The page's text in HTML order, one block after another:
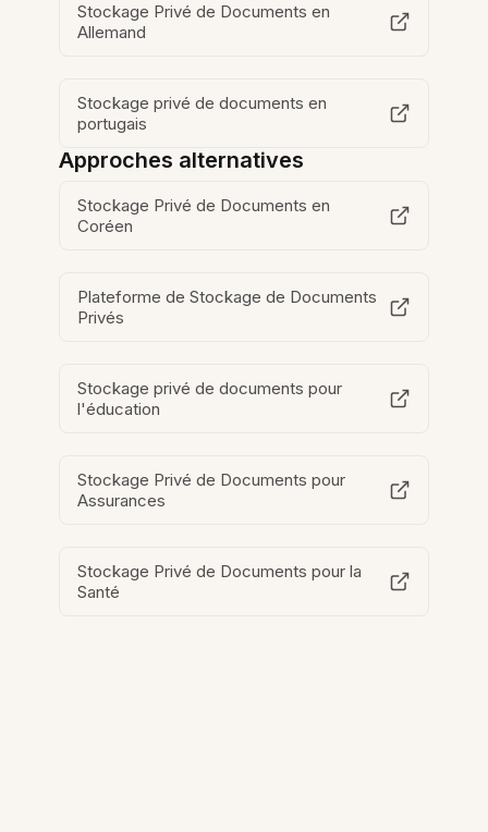
Stockage Privé de Documents en
Allemand
Stockage privé de documents en
portugais
Approches alternatives
Stockage Privé de Documents en
Coréen
Plateforme de Stockage de Documents
Privés
Stockage privé de documents pour
l'éducation
Stockage Privé de Documents pour
Assurances
Stockage Privé de Documents pour la
Santé